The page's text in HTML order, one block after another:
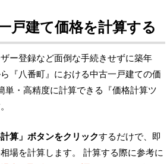
戸建て価格を計算する
ー登録など面倒な手続きせずに築年
『八番町』における中古一戸建ての価
単・高精度に計算できる『価格計算ツ
算」ボタンをクリックするだけで、即
場を計算します。 計算する際に参考に